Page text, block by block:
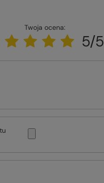
Twoja ocena:
5/5